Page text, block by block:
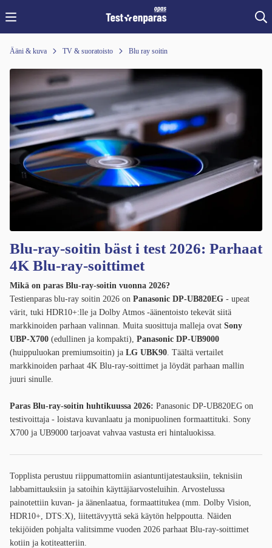
Ääni & kuva TV & suoratoisto Blu ray soitin
Blu-ray-soitin bäst i test 2026: Parhaat
4K Blu-ray-soittimet
Mikä on paras Blu-ray-soitin vuonna 2026?
Testienparas blu-ray soitin 2026 on Panasonic DP-UB820EG - upeat
värit, tuki HDR10+:lle ja Dolby Atmos -äänentoisto tekevät siitä
markkinoiden parhaan valinnan. Muita suosittuja malleja ovat Sony
UBP-X700 (edullinen ja kompakti), Panasonic DP-UB9000
(huippuluokan premiumsoitin) ja LG UBK90 . Täältä vertailet
markkinoiden parhaat 4K Blu-ray-soittimet ja löydät parhaan mallin
juuri sinulle.
Paras Blu-ray-soitin huhtikuussa 2026: Panasonic DP-UB820EG on
testivoittaja - loistava kuvanlaatu ja monipuolinen formaattituki. Sony
X700 ja UB9000 tarjoavat vahvaa vastusta eri hintaluokissa.
Topplista perustuu riippumattomiin asiantuntijatestauksiin, teknisiin
labbamittauksiin ja satoihin käyttäjäarvosteluihin. Arvostelussa
painotettiin kuvan- ja äänenlaatua, formaattitukea (mm. Dolby Vision,
HDR10+, DTS:X), liitettävyyttä sekä käytön helppoutta. Näiden
tekijöiden pohjalta valitsimme vuoden 2026 parhaat Blu-ray-soittimet
kotiin ja kotiteatteriin.